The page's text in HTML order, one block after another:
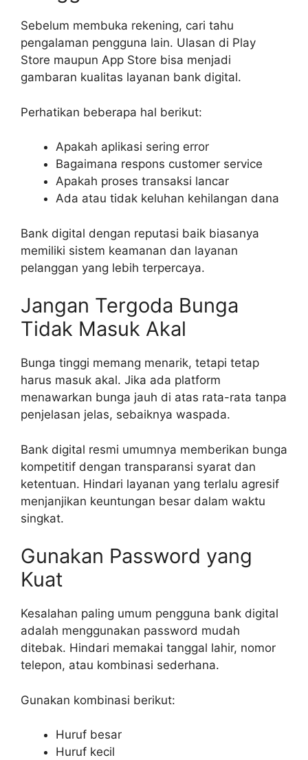
Sebelum membuka rekening, cari tahu
pengalaman pengguna lain. Ulasan di Play
Store maupun App Store bisa menjadi
gambaran kualitas layanan bank digital.
Perhatikan beberapa hal berikut:
Apakah aplikasi sering error
Bagaimana respons customer service
Apakah proses transaksi lancar
Ada atau tidak keluhan kehilangan dana
Bank digital dengan reputasi baik biasanya
memiliki sistem keamanan dan layanan
pelanggan yang lebih terpercaya.
Jangan Tergoda Bunga
Tidak Masuk Akal
Bunga tinggi memang menarik, tetapi tetap
harus masuk akal. Jika ada platform
menawarkan bunga jauh di atas rata-rata tanpa
penjelasan jelas, sebaiknya waspada.
Bank digital resmi umumnya memberikan bunga
kompetitif dengan transparansi syarat dan
ketentuan. Hindari layanan yang terlalu agresif
menjanjikan keuntungan besar dalam waktu
singkat.
Gunakan Password yang
Kuat
Kesalahan paling umum pengguna bank digital
adalah menggunakan password mudah
ditebak. Hindari memakai tanggal lahir, nomor
telepon, atau kombinasi sederhana.
Gunakan kombinasi berikut:
Huruf besar
Huruf kecil